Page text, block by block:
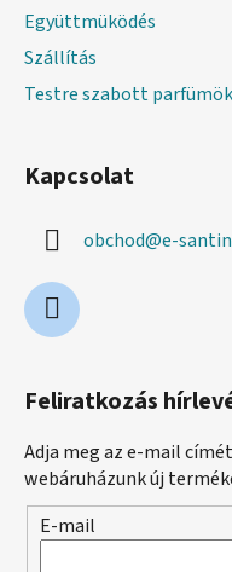
Együttmüködés
Szállítás
Testre szabott
Kapcsolat
obchod@e-
Feliratkozás
Adja meg az e-mail
webáruházunk új
E-mail